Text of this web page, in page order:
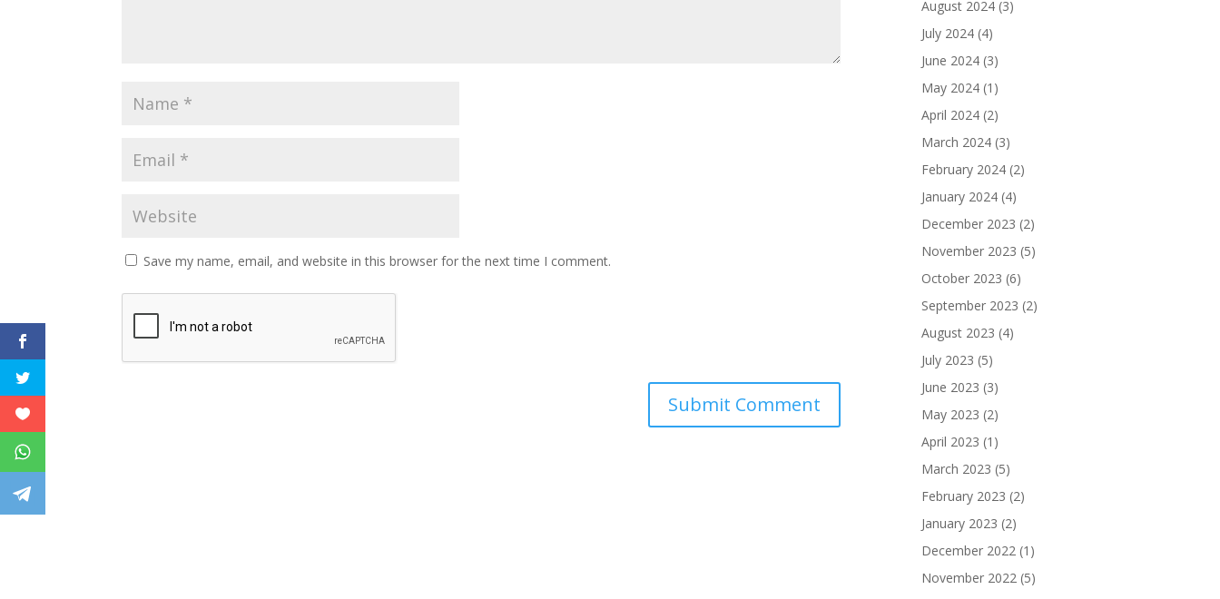
Save my name, email, and website in this browser for the next time I comment.
August 2024 (3)
July 2024 (4)
June 2024 (3)
May 2024 (1)
April 2024 (2)
March 2024 (3)
February 2024 (2)
January 2024 (4)
December 2023 (2)
November 2023 (5)
October 2023 (6)
September 2023 (2)
August 2023 (4)
July 2023 (5)
June 2023 (3)
May 2023 (2)
April 2023 (1)
March 2023 (5)
February 2023 (2)
January 2023 (2)
December 2022 (1)
November 2022 (5)